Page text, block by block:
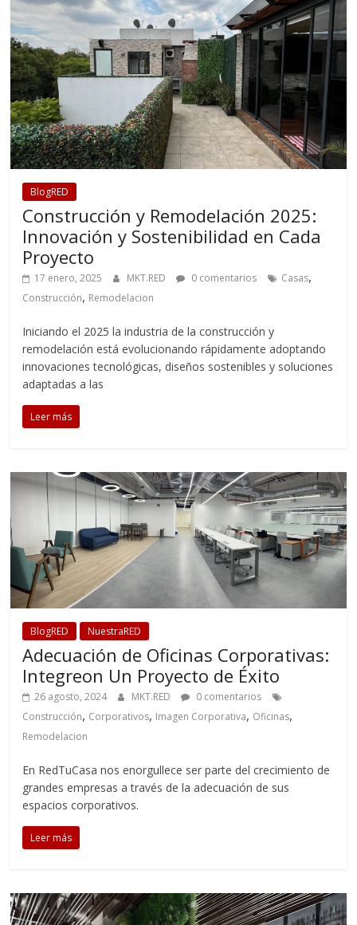
BlogRED
Construcción y Remodelación 2025:
Innovación y Sostenibilidad en Cada
Proyecto
17 enero, 2025 MKT.RED 0 comentarios Casas,
Construcción, Remodelacion
Iniciando el 2025 la industria de la construcción y
remodelación está evolucionando rápidamente adoptando
innovaciones tecnológicas, diseños sostenibles y soluciones
adaptadas a las
Leer más
BlogRED NuestraRED
Adecuación de Oficinas Corporativas:
Integreon Un Proyecto de Éxito
26 agosto, 2024 MKT.RED
0 comentarios
Construcción, Corporativos, Imagen Corporativa, Oficinas,
Remodelacion
En RedTuCasa nos enorgullece ser parte del crecimiento de
grandes empresas a través de la adecuación de sus
espacios corporativos.
Leer más